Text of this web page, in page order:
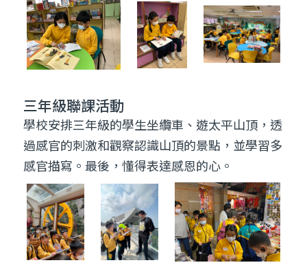
三年級聯課活動
學校安排三年級的學生坐纜車、遊太平山頂，透
過感官的刺激和觀察認識山頂的景點，並學習多
感官描寫。最後，懂得表達感恩的心。